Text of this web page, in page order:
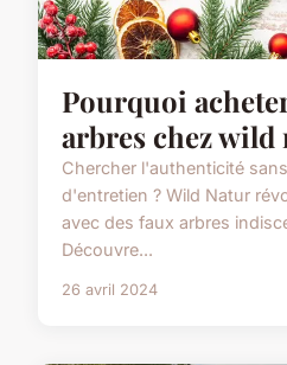
Pourquoi
arbres chez wild
Chercher l'authenticité
d'entretien ? Wild Natur
avec des faux arbres
Découvre...
26 avril 2024